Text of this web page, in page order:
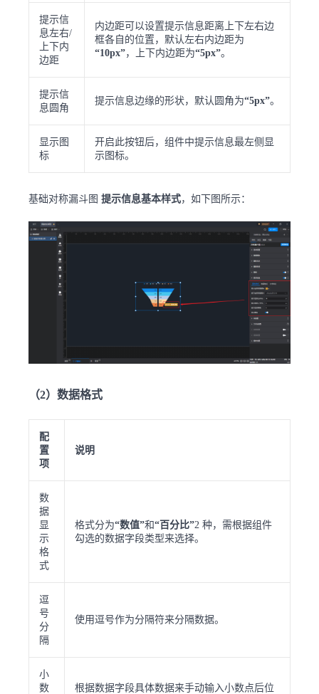
提示信
息左右/
上下内
边距
内边距可以设置提示信息距离上下左右边
框各自的位置，默认左右内边距为
“10px”，上下内边距为“5px”。
提示信
息圆角
提示信息边缘的形状，默认圆角为“5px”。
显示图
标
开启此按钮后，组件中提示信息最左侧显
示图标。
基础对称漏斗图 提示信息基本样式，如下图所示：
（2）数据格式
配
置
项
说明
数
据
显
示
格
式
格式分为“数值”和“百分比”2 种，需根据组件
勾选的数据字段类型来选择。
逗
号
分
隔
使用逗号作为分隔符来分隔数据。
小
数
根据数据字段具体数据来手动输入小数点后位